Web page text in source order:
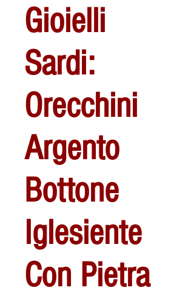
Gioielli
Sardi:
Orecchini
Argento
Bottone
Iglesiente
Con Pietra